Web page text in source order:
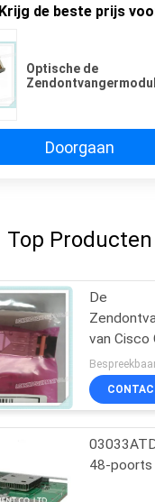
Krijg de beste prijs
Optische de
Doorgaan
Top Producten
De
van Cisco
48-poorts